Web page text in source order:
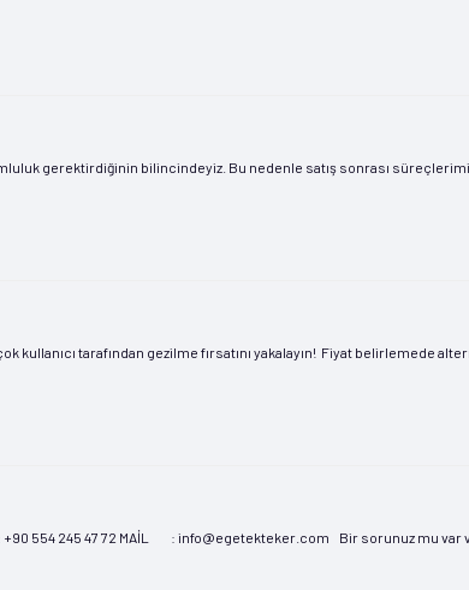
gerektirdiğinin bilincindeyiz. Bu nedenle satış sonrası
kullanıcı tarafından gezilme fırsatını yakalayın! Fiyat belirlemede
554 245 47 72 MAİL : info@egetekteker.com Bir sorunuz mu var